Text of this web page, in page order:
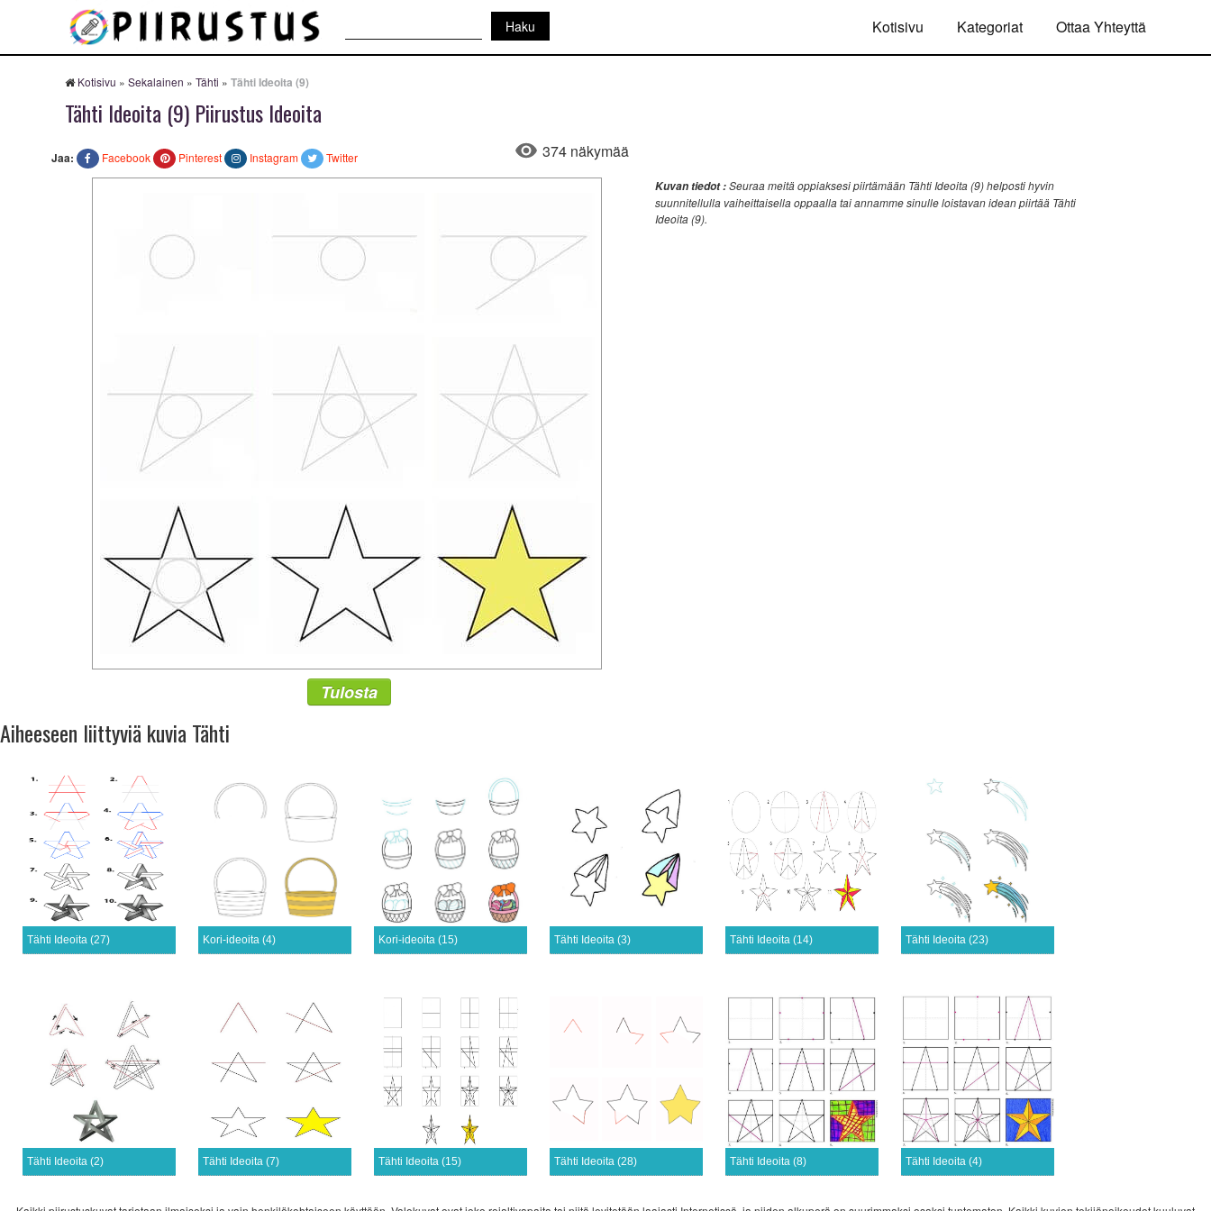
Kotisivu Kategoriat Ottaa Yhteyttä
Kotisivu » Sekalainen » Tähti » Tähti Ideoita (9)
Tähti Ideoita (9) Piirustus Ideoita
Jaa: Facebook Pinterest Instagram Twitter 374 näkymää
Kuvan tiedot :Seuraa meitä oppiaksesi piirtämään Tähti Ideoita (9) helposti hyvin
suunnitellulla vaiheittaisella oppaalla tai annamme sinulle loistavan idean piirtää Tähti
Ideoita (9).
Tulosta
Aiheeseen liittyviä kuvia Tähti
Tähti Ideoita (27) Kori-ideoita (4) Kori-ideoita (15) Tähti Ideoita (3) Tähti Ideoita (14) Tähti Ideoita (23)
Tähti Ideoita (2) Tähti Ideoita (7) Tähti Ideoita (15) Tähti Ideoita (28) Tähti Ideoita (8) Tähti Ideoita (4)